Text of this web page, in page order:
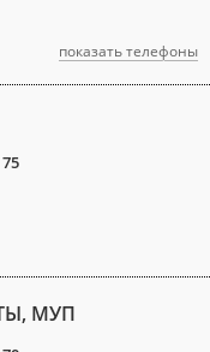
показать телефоны
МУП